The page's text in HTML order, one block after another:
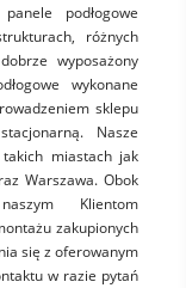
podłogowe
różnych
wyposażony
wykonane
sklepu
Nasze
miastach jak
Warszawa. Obok
Klientom
zakupionych
się z oferowanym
w razie pytań